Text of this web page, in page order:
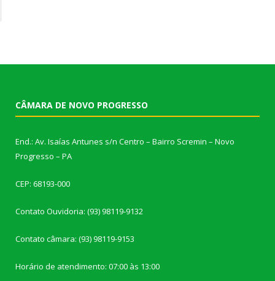
CÂMARA DE NOVO PROGRESSO
End.: Av. Isaías Antunes s/n Centro – Bairro Scremin – Novo
Progresso – PA
CEP: 68193-000
Contato Ouvidoria: (93) 98119-9132
Contato câmara: (93) 98119-9153
Horário de atendimento: 07:00 às 13:00